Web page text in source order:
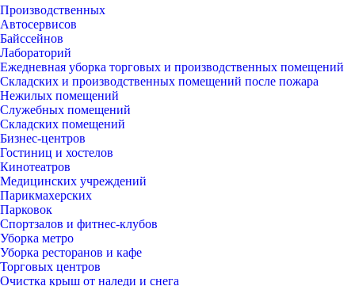
Производственных
Автосервисов
Байссейнов
Лабораторий
Ежедневная уборка торговых и производственных помещений
Складских и производственных помещений после пожара
Нежилых помещений
Служебных помещений
Складских помещений
Бизнес-центров
Гостиниц и хостелов
Кинотеатров
Медицинских учреждений
Парикмахерских
Парковок
Спортзалов и фитнес-клубов
Уборка метро
Уборка ресторанов и кафе
Торговых центров
Очистка крыш от наледи и снега